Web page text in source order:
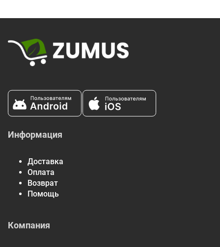
Информация
Доставка
Оплата
Возврат
Помощь
Компания